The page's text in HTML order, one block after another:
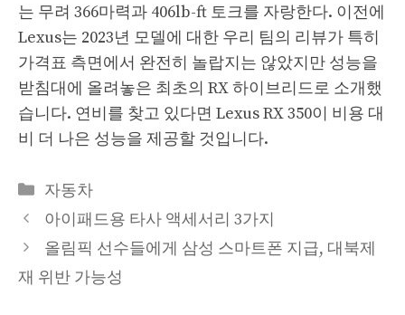
는 무려 366마력과 406lb-ft 토크를 자랑한다. 이전에
Lexus는 2023년 모델에 대한 우리 팀의 리뷰가 특히
가격표 측면에서 완전히 놀랍지는 않았지만 성능을
받침대에 올려놓은 최초의 RX 하이브리드로 소개했
습니다. 연비를 찾고 있다면 Lexus RX 350이 비용 대
비 더 나은 성능을 제공할 것입니다.
Categories
자동차
아이패드용 타사 액세서리 3가지
올림픽 선수들에게 삼성 스마트폰 지급, 대북제
재 위반 가능성